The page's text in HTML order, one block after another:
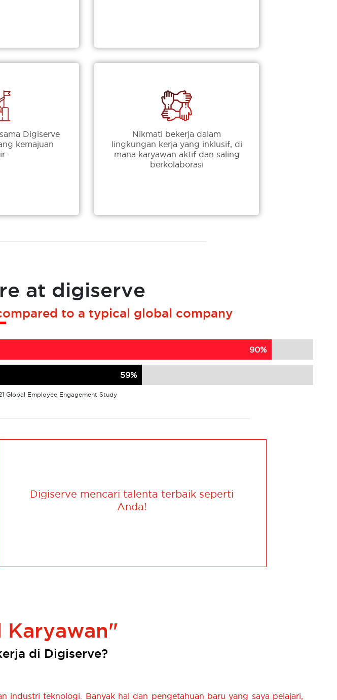
Digiserve
kemajuan
Nikmati bekerja dalam
lingkungan kerja yang inklusif, di
mana karyawan aktif dan saling
berkolaborasi
at digiserve
to a typical global company
90%
59%
Global Employee Engagement Study
Digiserve mencari talenta terbaik seperti
Anda!
Karyawan"
di Digiserve?
industri teknologi. Banyak hal dan pengetahuan baru yang saya pelajari,